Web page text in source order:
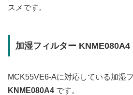
スメです。
加湿フィルター KNME080A4
MCK55VE6-Aに対応している加湿
KNME080A4 です。